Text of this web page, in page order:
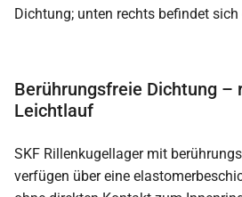
Berührungsfreie Dichtung –
Leichtlauf
SKF Rillenkugellager mit
verfügen über eine